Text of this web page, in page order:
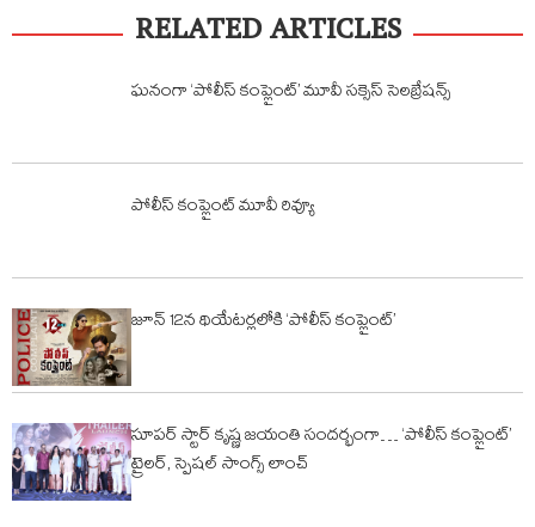
RELATED ARTICLES
ఘనంగా ‘పోలీస్ కంప్లైంట్’ మూవీ సక్సెస్ సెలబ్రేషన్స్
పోలీస్ కంప్లైంట్ మూవీ రివ్యూ
జూన్ 12న థియేటర్లలోకి ‘పోలీస్ కంప్లైంట్’
సూపర్ స్టార్ కృష్ణ జయంతి సందర్భంగా… ‘పోలీస్ కంప్లైంట్’
ట్రైలర్, స్పెషల్ సాంగ్స్ లాంచ్